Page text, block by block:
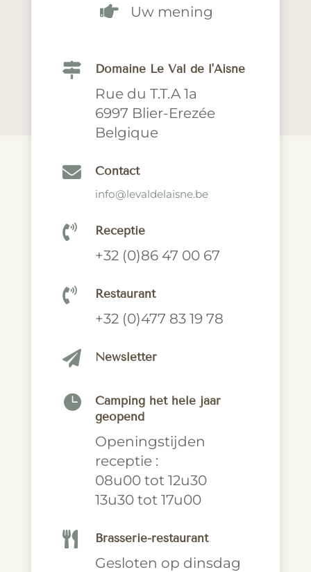
 Uw mening
 Domaine Le Val de l'Aisne
Rue du T.T.A 1a
6997 Blier-Erezée
Belgique
 Contact
info@levaldelaisne.be
 Receptie
+32 (0)86 47 00 67
 Restaurant
+32 (0)477 83 19 78
 Newsletter

Camping het hele jaar
geopend
Openingstijden
receptie :
08u00 tot 12u30
13u30 tot 17u00
 Brasserie-restaurant
Gesloten op dinsdag